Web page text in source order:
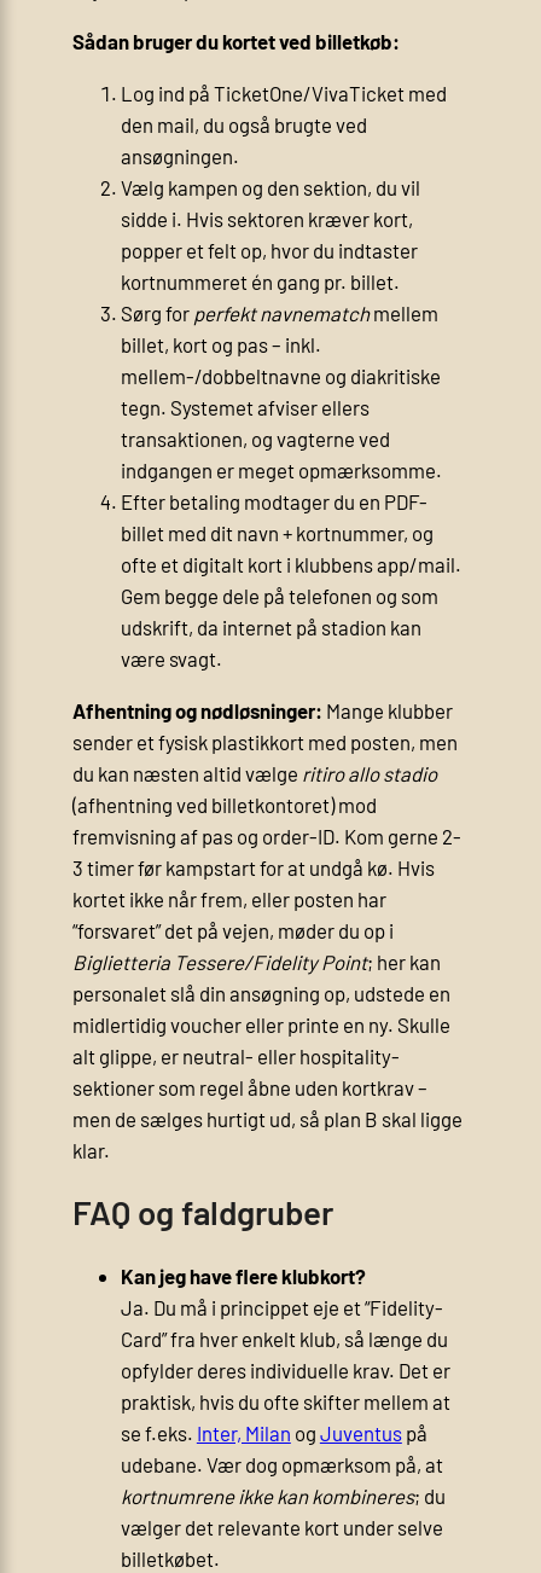
Sådan bruger du kortet ved billetkøb:
Log ind på TicketOne/VivaTicket med
den mail, du også brugte ved
ansøgningen.
Vælg kampen og den sektion, du vil
sidde i. Hvis sektoren kræver kort,
popper et felt op, hvor du indtaster
kortnummeret én gang pr. billet.
Sørg for perfekt navnematchmellem
billet, kort og pas – inkl.
mellem-/dobbeltnavne og diakritiske
tegn. Systemet afviser ellers
transaktionen, og vagterne ved
indgangen er meget opmærksomme.
Efter betaling modtager du en PDF-
billet med dit navn + kortnummer, og
ofte et digitalt kort i klubbens app/mail.
Gem begge dele på telefonen og som
udskrift, da internet på stadion kan
være svagt.
Afhentning og nødløsninger: Mange klubber
sender et fysisk plastikkort med posten, men
du kan næsten altid vælge ritiro allo stadio
(afhentning ved billetkontoret) mod
fremvisning af pas og order-ID. Kom gerne 2-
3 timer før kampstart for at undgå kø. Hvis
kortet ikke når frem, eller posten har
“forsvaret” det på vejen, møder du op i
Biglietteria Tessere/Fidelity Point; her kan
personalet slå din ansøgning op, udstede en
midlertidig voucher eller printe en ny. Skulle
alt glippe, er neutral- eller hospitality-
sektioner som regel åbne uden kortkrav –
men de sælges hurtigt ud, så plan B skal ligge
klar.
FAQ og faldgruber
Kan jeg have flere klubkort?
Ja. Du må i princippet eje et “Fidelity-
Card” fra hver enkelt klub, så længe du
opfylder deres individuelle krav. Det er
praktisk, hvis du ofte skifter mellem at
se f.eks. Inter, Milan og Juventuspå
udebane. Vær dog opmærksom på, at
kortnumrene ikke kan kombineres; du
vælger det relevante kort under selve
billetkøbet.